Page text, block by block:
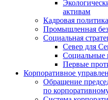
активам
Кадровая политика
Промышленная
Социальная
Север для
Социальные
Первые
Корпоративное
Обращение
по